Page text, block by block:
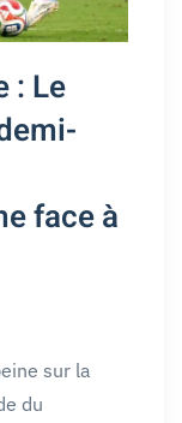
: Le
face à
sur la
du